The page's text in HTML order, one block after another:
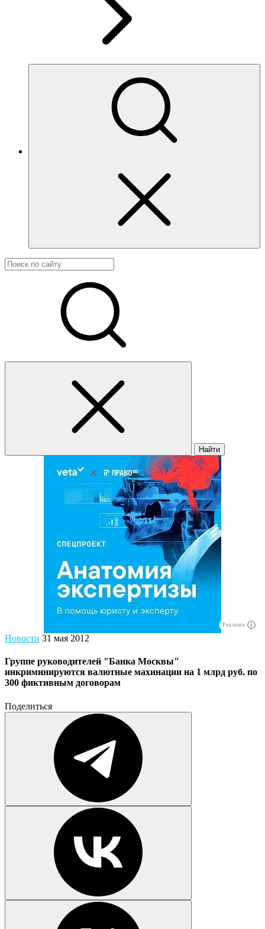
Найти
Реклама
Новости 31 мая 2012
Группе руководителей "Банка Москвы"
инкриминируются валютные махинации на 1 млрд руб. по
300 фиктивным договорам
Поделиться